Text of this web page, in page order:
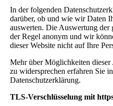
In der folgenden
darüber, ob und wie wir Daten
auswerten. Die Auswertung der
der Regel anonym und wir
dieser Website nicht auf Ihre
Mehr über Möglichkeiten dieser
zu widersprechen erfahren Sie
Datenschutzerklärung.
TLS-Verschlüsselung mit